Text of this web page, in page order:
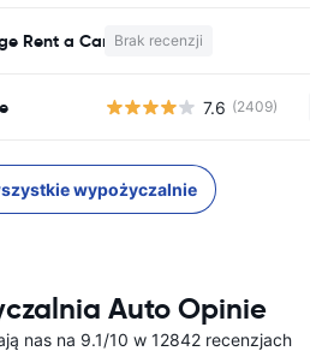
Rent a Car Brak recenzji
7.6 (2409)
wypożyczalnie
Auto Opinie
nas na 9.1/10 w 12842 recenzjach